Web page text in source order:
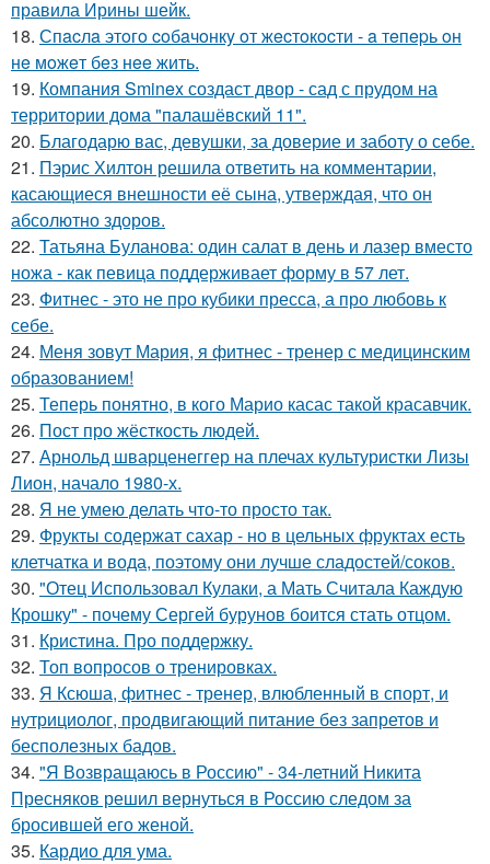
правила Ирины шейк.
18. Спacлa этoгo coбaчoнкy oт жecтoкocти - a тeпepь oн
нe мoжeт бeз нee жить.
19. Компания Sminex создаст двор - сад с прудом на
территории дома "палашёвский 11".
20. Благодарю вас, девушки, за доверие и заботу о себе.
21. Пэрис Хилтон решила ответить на комментарии,
касающиеся внешности её сына, утверждая, что он
абсолютно здоров.
22. Татьяна Буланова: один салат в день и лазер вместо
ножа - как певица поддерживает форму в 57 лет.
23. Фитнес - это не про кубики пресса, а про любовь к
себе.
24. Меня зовут Мария, я фитнес - тренер с медицинским
образованием!
25. Теперь понятно, в кого Марио касас такой красавчик.
26. Пост про жёсткость людей.
27. Арнольд шварценеггер на плечах культуристки Лизы
Лион, начало 1980-х.
28. Я не умею делать что-то просто так.
29. Фрукты содержат сахар - но в цельных фруктах есть
клетчатка и вода, поэтому они лучше сладостей/соков.
30. "Отец Использовал Кулаки, а Мать Считала Каждую
Крошку" - почему Сергей бурунов боится стать отцом.
31. Кристина. Про поддержку.
32. Топ вопросов о тренировках.
33. Я Ксюша, фитнес - тренер, влюбленный в спорт, и
нутрициолог, продвигающий питание без запретов и
бесполезных бадов.
34. "Я Возвращаюсь в Россию" - 34-летний Никита
Пресняков решил вернуться в Россию следом за
бросившей его женой.
35. Кардио для ума.